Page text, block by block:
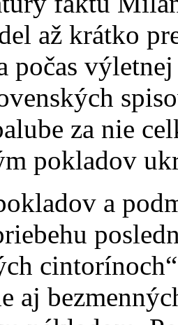
až krátko
počas
za nie
pokladov
a
aj